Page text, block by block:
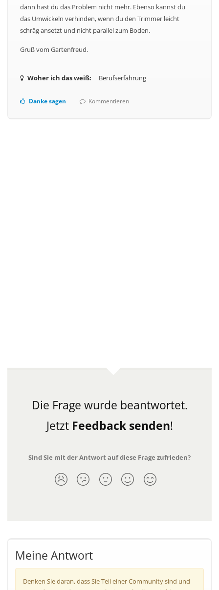
dann hast du das Problem nicht mehr. Ebenso kannst du
das Umwickeln verhinden, wenn du den Trimmer leicht
schräg ansetzt und nicht parallel zum Boden.
Gruß vom Gartenfreud.
Woher ich das weiß: Berufserfahrung
Danke sagen Kommentieren
Die Frage wurde beantwortet.
Jetzt Feedback senden!
Sind Sie mit der Antwort auf diese Frage zufrieden?
Meine Antwort
Denken Sie daran, dass Sie Teil einer Community sind und